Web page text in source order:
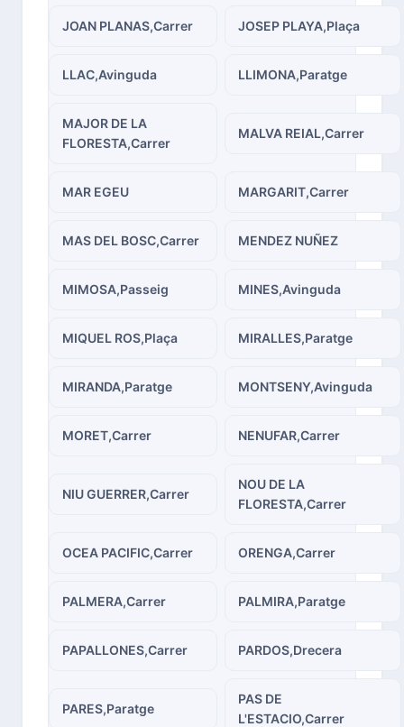
JOAN PLANAS,Carrer JOSEP PLAYA,Plaça
LLAC,Avinguda LLIMONA,Paratge
MAJOR DE LA
FLORESTA,Carrer
MALVA REIAL,Carrer
MAR EGEU MARGARIT,Carrer
MAS DEL BOSC,Carrer MENDEZ NUÑEZ
MIMOSA,Passeig MINES,Avinguda
MIQUEL ROS,Plaça MIRALLES,Paratge
MIRANDA,Paratge MONTSENY,Avinguda
MORET,Carrer NENUFAR,Carrer
NIU GUERRER,Carrer
NOU DE LA
FLORESTA,Carrer
OCEA PACIFIC,Carrer ORENGA,Carrer
PALMERA,Carrer PALMIRA,Paratge
PAPALLONES,Carrer PARDOS,Drecera
PARES,Paratge
PAS DE
L'ESTACIO,Carrer